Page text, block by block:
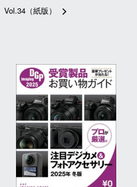
Vol.34（紙版）